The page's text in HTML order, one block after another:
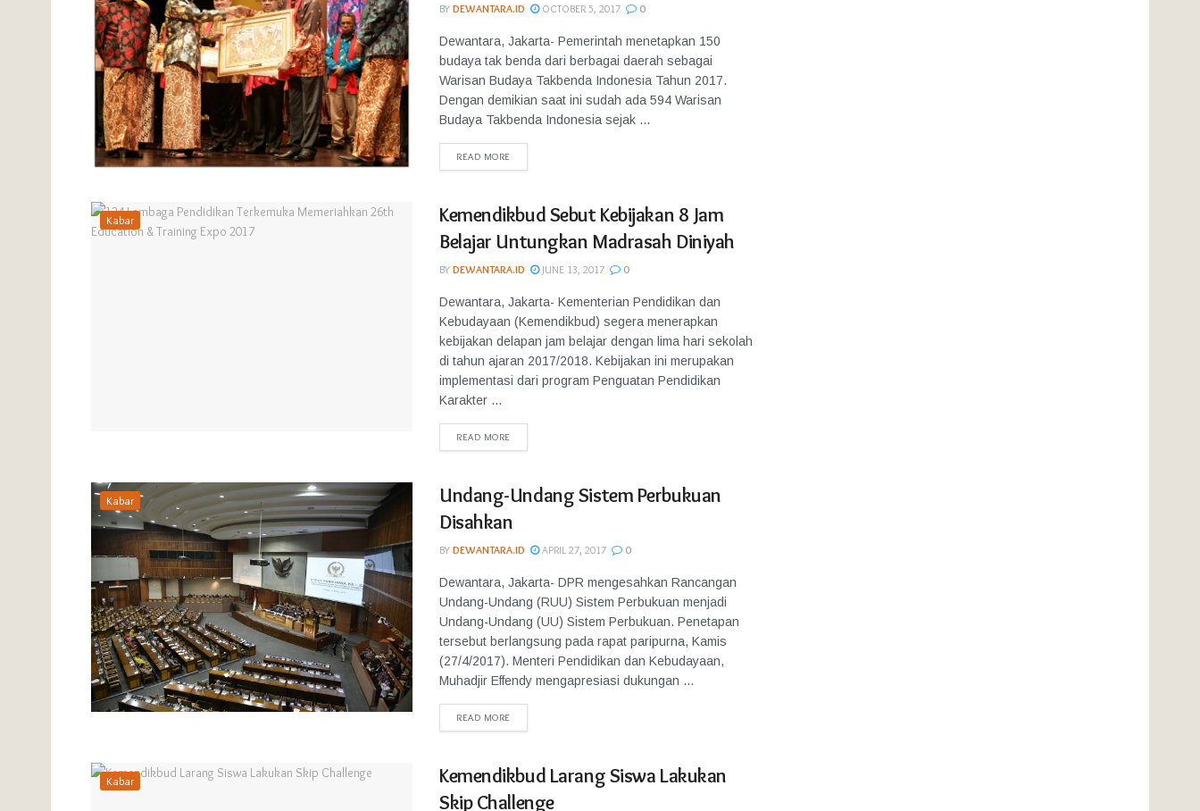
BY DEWANTARA.ID OCTOBER 5, 2017 0
Dewantara, Jakarta- Pemerintah menetapkan 150
budaya tak benda dari berbagai daerah sebagai
Warisan Budaya Takbenda Indonesia Tahun 2017.
Dengan demikian saat ini sudah ada 594 Warisan
Budaya Takbenda Indonesia sejak ...
READ MORE
Kabar
Kemendikbud Sebut Kebijakan 8 Jam
Belajar Untungkan Madrasah Diniyah
BY DEWANTARA.ID JUNE 13, 2017 0
Dewantara, Jakarta- Kementerian Pendidikan dan
Kebudayaan (Kemendikbud) segera menerapkan
kebijakan delapan jam belajar dengan lima hari sekolah
di tahun ajaran 2017/2018. Kebijakan ini merupakan
implementasi dari program Penguatan Pendidikan
Karakter ...
READ MORE
Kabar
Undang-Undang Sistem Perbukuan
Disahkan
BY DEWANTARA.ID APRIL 27, 2017 0
Dewantara, Jakarta- DPR mengesahkan Rancangan
Undang-Undang (RUU) Sistem Perbukuan menjadi
Undang-Undang (UU) Sistem Perbukuan. Penetapan
tersebut berlangsung pada rapat paripurna, Kamis
(27/4/2017). Menteri Pendidikan dan Kebudayaan,
Muhadjir Effendy mengapresiasi dukungan ...
READ MORE
Kabar
Kemendikbud Larang Siswa Lakukan
Skip Challenge